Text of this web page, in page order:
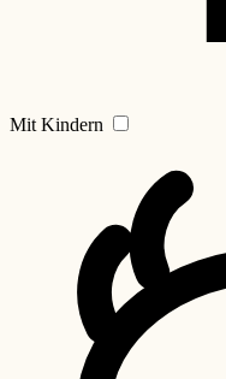
Mit Kindern